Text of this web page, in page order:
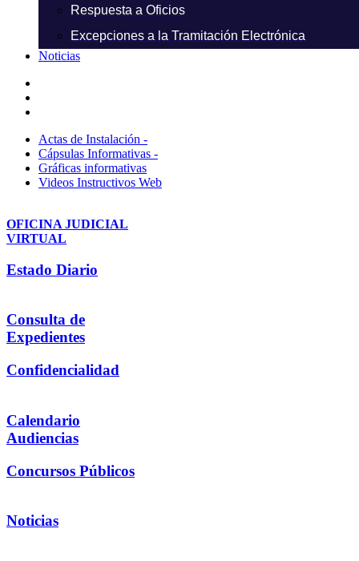
Respuesta a Oficios
Excepciones a la Tramitación Electrónica
Noticias
Actas de Instalación -
Cápsulas Informativas -
Gráficas informativas
Videos Instructivos Web
OFICINA JUDICIAL
VIRTUAL
Estado Diario
Consulta de
Expedientes
Confidencialidad
Calendario
Audiencias
Concursos Públicos
Noticias